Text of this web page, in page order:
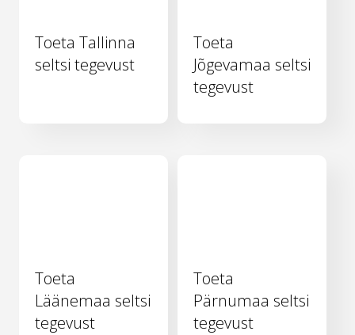
Toeta Tallinna
seltsi tegevust
Toeta
Jõgevamaa seltsi
tegevust
Toeta
Läänemaa seltsi
tegevust
Toeta
Pärnumaa seltsi
tegevust